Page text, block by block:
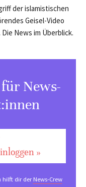
der islamistischen
Geisel-Video
News im Überblick.
News-
»
hilft dir derNews-Crew